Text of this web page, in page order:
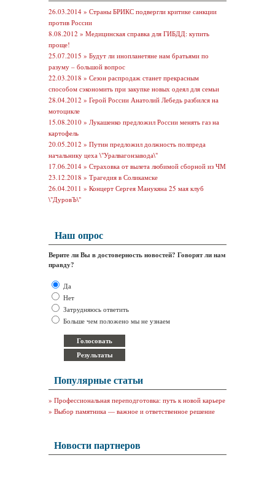
26.03.2014 » Страны БРИКС подвергли критике санкции
против России
8.08.2012 » Медицинская справка для ГИБДД: купить
проще!
25.07.2015 » Будут ли инопланетяне нам братьями по
разуму – большой вопрос
22.03.2018 » Сезон распродаж станет прекрасным
способом сэкономить при закупке новых одеял для семьи
28.04.2012 » Герой России Анатолий Лебедь разбился на
мотоцикле
15.08.2010 » Лукашенко предложил России менять газ на
картофель
20.05.2012 » Путин предложил должность полпреда
начальнику цеха \"Уралвагонзавода\"
17.06.2014 » Страховка от вылета любимой сборной из ЧМ
23.12.2018 » Трагедия в Соликамске
26.04.2011 » Концерт Сергея Манукяна 25 мая клуб
\"ДуровЪ\"
Наш опрос
Верите ли Вы в достоверность новостей? Говорят ли нам
правду?
Да
Нет
Затрудняюсь ответить
Больше чем положено мы не узнаем
Популярные статьи
» Профессиональная переподготовка: путь к новой карьере
» Выбор памятника — важное и ответственное решение
Новости партнеров